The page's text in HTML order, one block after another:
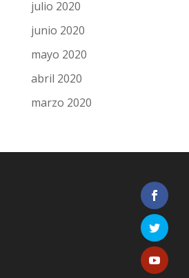
julio 2020
junio 2020
mayo 2020
abril 2020
marzo 2020